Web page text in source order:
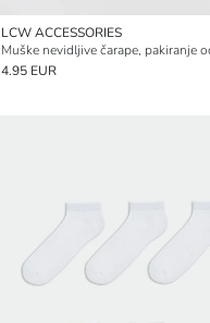
LCW ACCESSORIES
4.95 EUR